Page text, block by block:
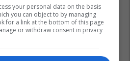
your personal data on the basis
you can object to by managing
for a link at the bottom of this page
or withdraw consent in privacy